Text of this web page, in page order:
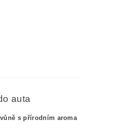
auta
s přírodním aroma